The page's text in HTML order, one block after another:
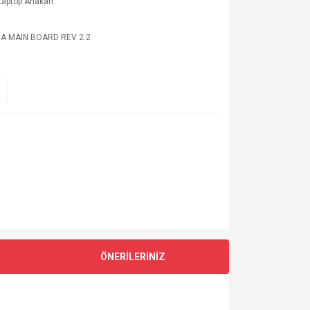
MAIN BOARD REV 2.2
ÖNERİLERİNİZ